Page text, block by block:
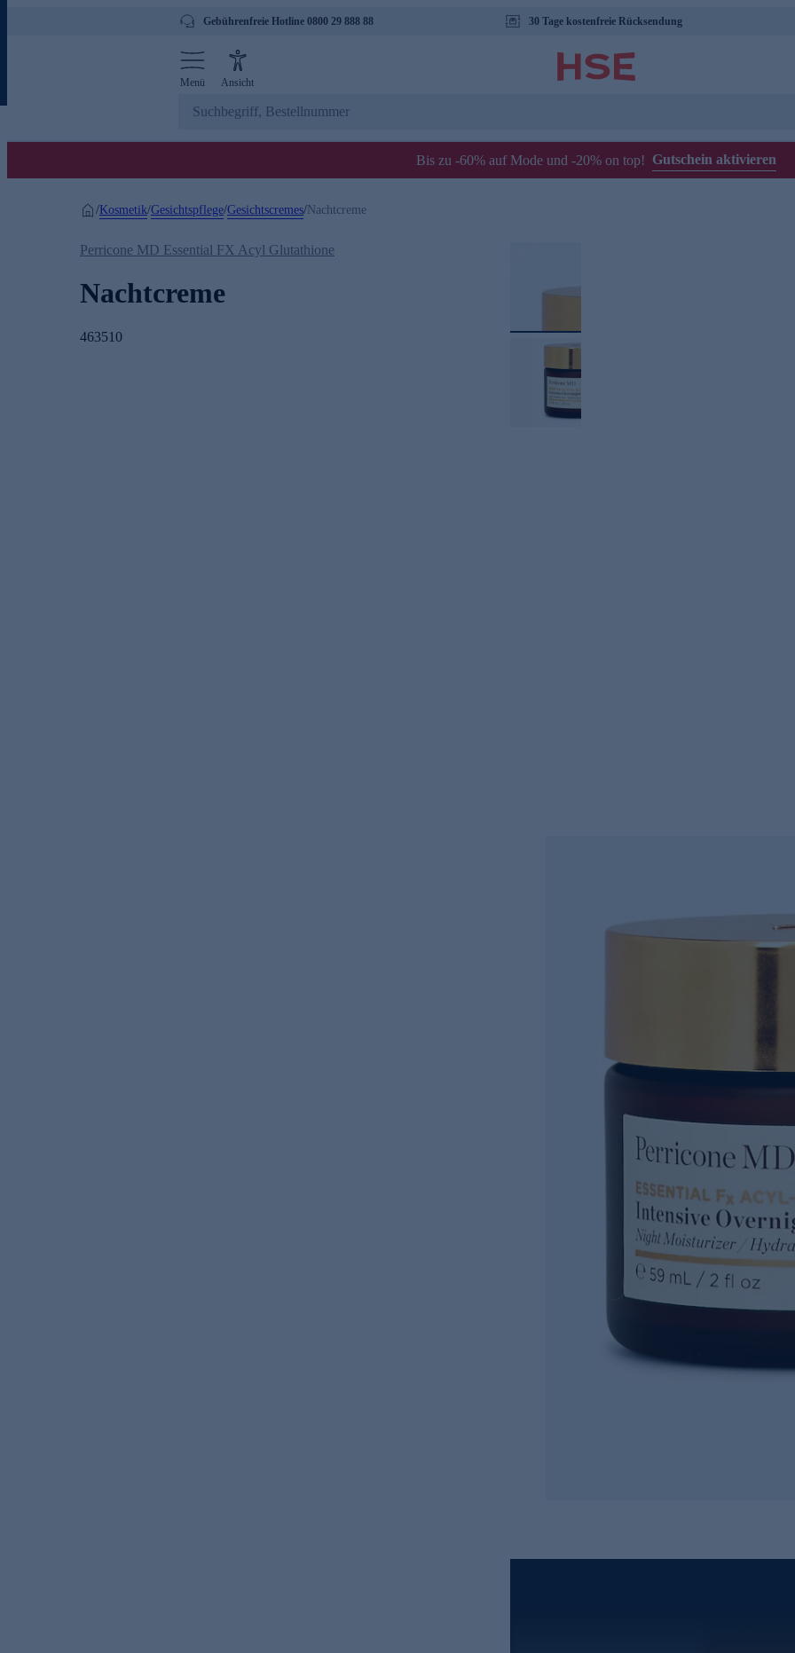
Gebührenfreie Hotline 0800 29 888 88 30 Tage kostenfreie Rücksendung
Menü Ansicht
Bis zu -60% auf Mode und -20% on top! Gutschein aktivieren
/Kosmetik/Gesichtspflege/Gesichtscremes/Nachtcreme
Perricone MD Essential FX Acyl Glutathione
Nachtcreme
463510